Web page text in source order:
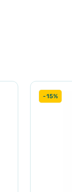
-15%